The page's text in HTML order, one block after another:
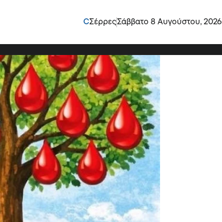
CΣέρρεςΣάββατο 8 Αυγούστου, 2026
και το Νηπιαγωγείο Καλών Δένδρων